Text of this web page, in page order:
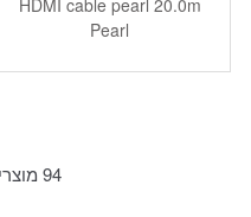
Pearl
94 מוצרים בקטגוריה